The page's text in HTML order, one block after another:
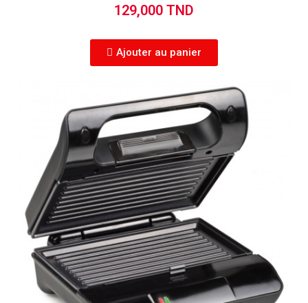
129,000 TND
Ajouter au panier